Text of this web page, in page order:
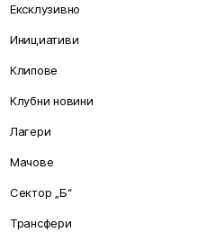
Ексклузивно
Инициативи
Клипове
Клубни новини
Лагери
Мачове
Сектор „Б“
Трансфери